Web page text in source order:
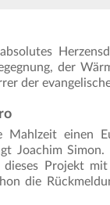
der
der
Mahlzeit einen
Joachim
Projekt
die